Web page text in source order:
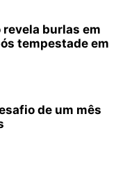
burlas em
tempestade em
de um mês